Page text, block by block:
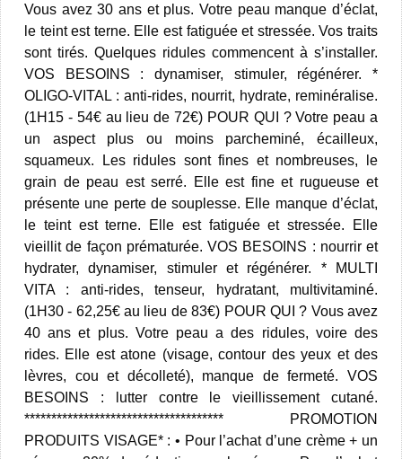
Vous avez 30 ans et plus. Votre peau manque d’éclat,
le teint est terne. Elle est fatiguée et stressée. Vos traits
sont tirés. Quelques ridules commencent à s’installer.
VOS BESOINS : dynamiser, stimuler, régénérer. *
OLIGO-VITAL : anti-rides, nourrit, hydrate, reminéralise.
(1H15 - 54€ au lieu de 72€) POUR QUI ? Votre peau a
un aspect plus ou moins parcheminé, écailleux,
squameux. Les ridules sont fines et nombreuses, le
grain de peau est serré. Elle est fine et rugueuse et
présente une perte de souplesse. Elle manque d’éclat,
le teint est terne. Elle est fatiguée et stressée. Elle
vieillit de façon prématurée. VOS BESOINS : nourrir et
hydrater, dynamiser, stimuler et régénérer. * MULTI
VITA : anti-rides, tenseur, hydratant, multivitaminé.
(1H30 - 62,25€ au lieu de 83€) POUR QUI ? Vous avez
40 ans et plus. Votre peau a des ridules, voire des
rides. Elle est atone (visage, contour des yeux et des
lèvres, cou et décolleté), manque de fermeté. VOS
BESOINS : lutter contre le vieillissement cutané.
************************************* PROMOTION
PRODUITS VISAGE* : • Pour l’achat d’une crème + un